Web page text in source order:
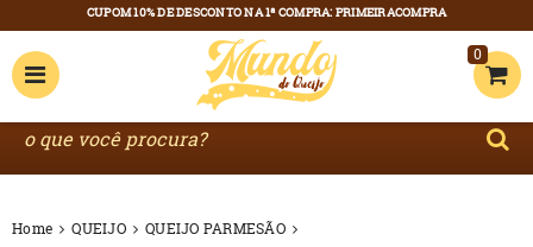
0
Home QUEIJO
QUEIJO PARMESÃO